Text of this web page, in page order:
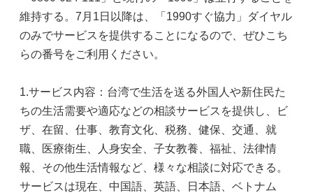
維持する。7月1日以降は、「1990すぐ協力」ダイヤル
のみでサービスを提供することになるので、ぜひこち
らの番号をご利用ください。
1.サービス内容：台湾で生活を送る外国人や新住民た
ちの生活需要や適応などの相談サービスを提供し、ビ
ザ、在留、仕事、教育文化、税務、健保、交通、就
職、医療衛生、人身安全、子女教養、福祉、法律情
報、その他生活情報など、様々な相談に対応できる。
サービスは現在、中国語、英語、日本語、ベトナム